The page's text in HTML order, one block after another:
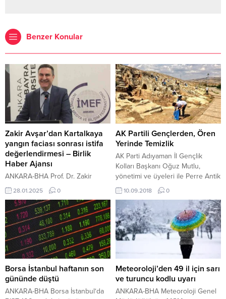
Benzer Konular
Zakir Avşar’dan Kartalkaya
yangın faciası sonrası istifa
değerlendirmesi – Birlik
Haber Ajansı
ANKARA-BHA Prof. Dr. Zakir
Avşar, “İstifa şerefi de kurtarır
sistemi de…” başlıklı yazısında
özetle şunları ifade etti: “Bolu
Kartalkaya’da otel yandı, 78 insan
yanarak veya dumandan
boğularak hayatını kaybetti.
Hepsine Allah rahmet eylesin,
mekânları cennet olsun. Böyle
durumlarda elbette işin mahiyeti
tüm boyutlarıyla aydınlatılmalı,
sorumlular varsa hesap vermeleri
için kurumlar ve...
28.01.2025 0
AK Partili Gençlerden, Ören
Yerinde Temizlik
AK Parti Adıyaman İl Gençlik
Kolları Başkanı Oğuz Mutlu,
yönetimi ve üyeleri ile Perre Antik
Kentinde temizlik yaptılar. AK Parti
Adıyaman İl Gençlik Kolları
Başkanı Oğuz Mutlu, yaptığı
açıklamada, “AK Parti Genel
merkez Çevre Şehir ve Kültür
birim başkanlığımızın 81 ilde ortak
#AkGençlikÇevreHareketi
kapsamında tarihi Perre Antik
Kentinde yere...
10.09.2018 0
Borsa İstanbul haftanın son
gününde düştü
ANKARA-BHA Borsa İstanbul‘da
Meteoroloji’den 49 il için sarı
ve turuncu kodlu uyarı
ANKARA-BHA Meteoroloji Genel